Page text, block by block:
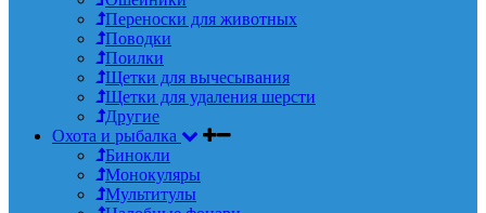
Переноски для животных
Поводки
Поилки
Щетки для вычесывания
Щетки для удаления шерсти
Другие
Охота и рыбалка
Бинокли
Монокуляры
Мультитулы